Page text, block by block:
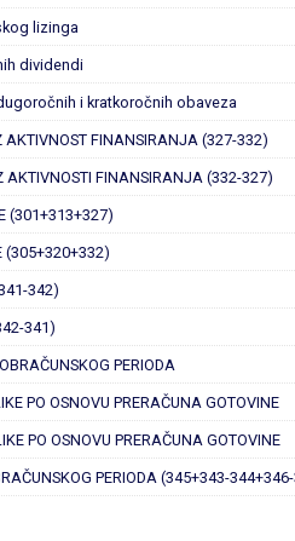
lizinga
dividendi
i kratkoročnih obaveza
AKTIVNOST FINANSIRANJA (327-332)
AKTIVNOSTI FINANSIRANJA (332-327)
(301+313+327)
(305+320+332)
342)
341)
PERIODA
PO OSNOVU PRERAČUNA GOTOVINE
PO OSNOVU PRERAČUNA GOTOVINE
PERIODA (345+343-